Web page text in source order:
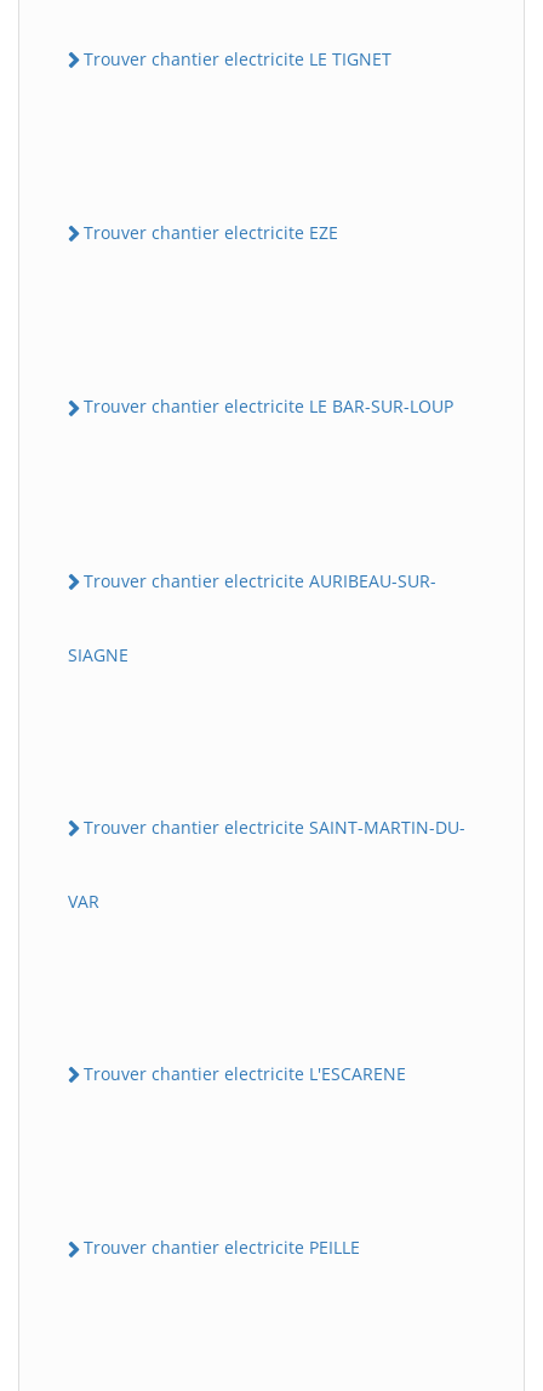
Trouver chantier electricite LE TIGNET
Trouver chantier electricite EZE
Trouver chantier electricite LE BAR-SUR-LOUP
Trouver chantier electricite AURIBEAU-SUR-
SIAGNE
Trouver chantier electricite SAINT-MARTIN-DU-
VAR
Trouver chantier electricite L'ESCARENE
Trouver chantier electricite PEILLE